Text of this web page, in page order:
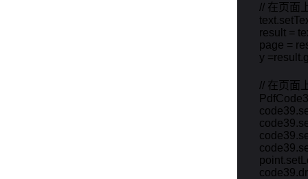
// 在
result =
page =
y
// 在